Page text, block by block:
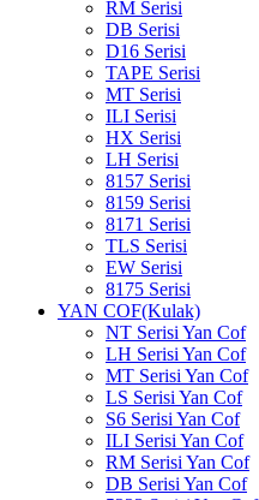
RM Serisi
DB Serisi
D16 Serisi
TAPE Serisi
MT Serisi
ILI Serisi
HX Serisi
LH Serisi
8157 Serisi
8159 Serisi
8171 Serisi
TLS Serisi
EW Serisi
8175 Serisi
YAN COF(Kulak)
NT Serisi Yan Cof
LH Serisi Yan Cof
MT Serisi Yan Cof
LS Serisi Yan Cof
S6 Serisi Yan Cof
ILI Serisi Yan Cof
RM Serisi Yan Cof
DB Serisi Yan Cof